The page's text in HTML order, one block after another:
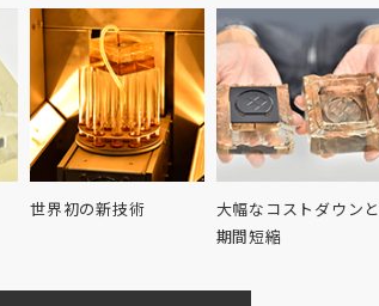
世界初の新技術
大幅なコストダウンと
期間短縮